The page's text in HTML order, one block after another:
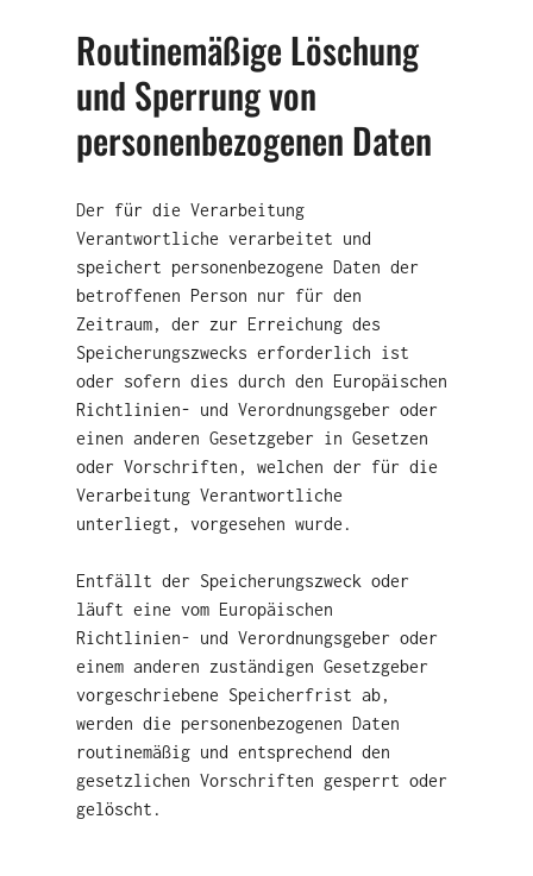
Routinemäßige Löschung
und Sperrung von
personenbezogenen Daten
Der für die Verarbeitung
Verantwortliche verarbeitet und
speichert personenbezogene Daten der
betroffenen Person nur für den
Zeitraum, der zur Erreichung des
Speicherungszwecks erforderlich ist
oder sofern dies durch den Europäischen
Richtlinien- und Verordnungsgeber oder
einen anderen Gesetzgeber in Gesetzen
oder Vorschriften, welchen der für die
Verarbeitung Verantwortliche
unterliegt, vorgesehen wurde.
Entfällt der Speicherungszweck oder
läuft eine vom Europäischen
Richtlinien- und Verordnungsgeber oder
einem anderen zuständigen Gesetzgeber
vorgeschriebene Speicherfrist ab,
werden die personenbezogenen Daten
routinemäßig und entsprechend den
gesetzlichen Vorschriften gesperrt oder
gelöscht.